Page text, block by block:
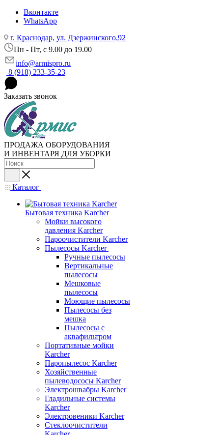
Вконтакте
WhatsApp
г. Краснодар, ул. Дзержинского,92
Пн - Пт, c 9.00 до 19.00
info@armispro.ru
8 (918) 233-35-23
Заказать звонок
ПРОДАЖА ОБОРУДОВАНИЯ
И ИНВЕНТАРЯ ДЛЯ УБОРКИ
Каталог
Бытовая техника Karcher
Мойки высокого
давления Karcher
Пароочистители Karcher
Пылесосы Karcher
Ручные пылесосы
Вертикальные
пылесосы
Мешковые
пылесосы
Моющие пылесосы
Пылесосы без
мешка
Пылесосы с
аквафильтром
Портативные мойки
Karcher
Паропылесос Karcher
Хозяйственные
пылеводососы Karcher
Электрошвабры Karcher
Гладильные системы
Karcher
Электровеники Karcher
Стеклоочистители